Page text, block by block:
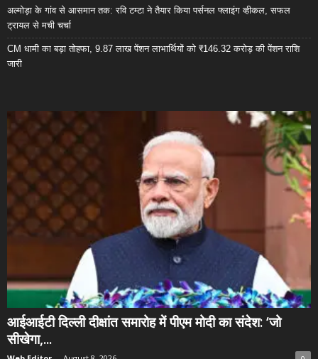
अल्मोड़ा के गांव से आसमान तक: रवि टम्टा ने तैयार किया पर्सनल फ्लाइंग व्हीकल, सफल
ट्रायल से मची चर्चा
CM धामी का बड़ा तोहफा, 9.87 लाख पेंशन लाभार्थियों को ₹146.32 करोड़ की पेंशन राशि
जारी
आईआईटी दिल्ली दीक्षांत समारोह में पीएम मोदी का संदेश: ‘जो
सीखेगा,...